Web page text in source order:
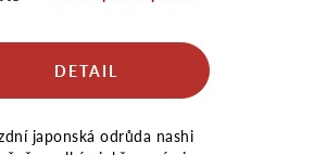
japonská odrůda nashi